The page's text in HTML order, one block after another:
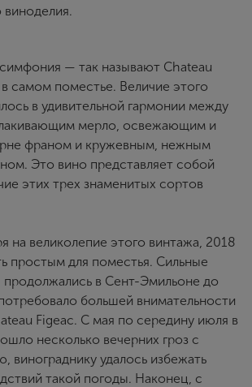
виноделия.
— так называют Chateau
самом поместье. Величие этого
в удивительной гармонии между
мерло, освежающим и
франом и кружевным, нежным
Это вино представляет собой
этих трех знаменитых сортов
на великолепие этого винтажа, 2018
простым для поместья. Сильные
в Сент-Эмильоне до
большей внимательности
Figeac. С мая по середину июля в
несколько вечерних гроз с
винограднику удалось избежать
такой погоды. Наконец, с
Зарегистрироваться
инфромацию об акциях и купоны со